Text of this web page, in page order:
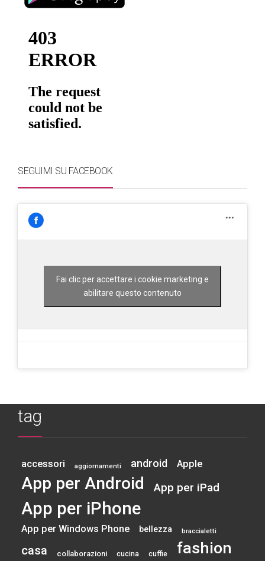
SEGUIMI SU FACEBOOK
Fai clic per accettare i cookie marketing e
abilitare questo contenuto
tag
accessori aggiornamenti android Apple
App per Android App per iPad
App per iPhone
App per Windows Phone bellezza braccialetti
casa collaborazioni cucina cuffie fashion